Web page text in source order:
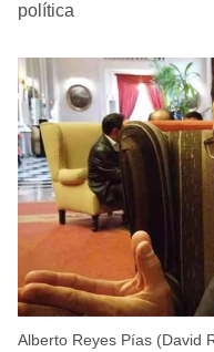
política
Alberto Reyes Pías (David